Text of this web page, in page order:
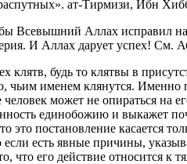
ат-Тирмизи, Ибн
Всевышний Аллах исправил
И Аллах дарует успех!
клятв, будь то клятвы в
чьим именем клянутся.
человек может не опираться
единобожию и выкажет
постановление касается
если есть явные причины,
что его действие относится